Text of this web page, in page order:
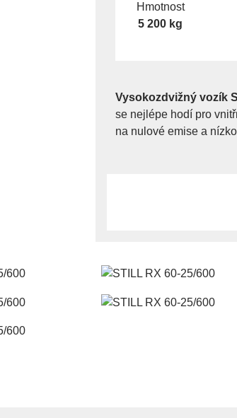
Hmotnost
5 200 kg
Vysokozdvižný vozík
se nejlépe hodí pro
na nulové emise a